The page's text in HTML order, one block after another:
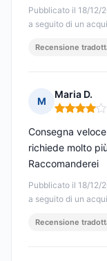
Pubblicato il 18/12/
a seguito di un
Recensione
M
Maria D.
Nota: 4 su 5
Pubblicato il 18/12/
a seguito di un
Consegna
richiede molto
Raccomanderei
Recensione